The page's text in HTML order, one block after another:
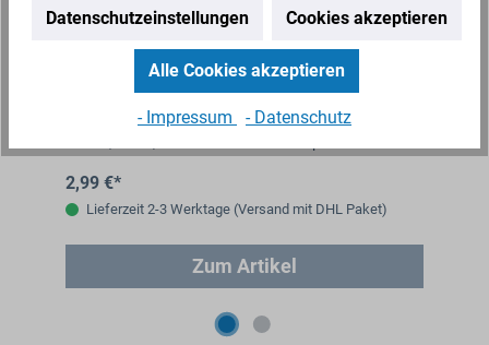
IBC S60x6 DN50 Alveolit PE-Schaumdichtung
Passend für IBC Adapter S60x6 60mm (DN50)
Grobgewinde des Herstellers SCHÜTZ oder
baugleiche Auslaufarmaturen. DN = 44mm; D =
2,99 €*
Lieferzeit 2-3 Werktage (Versand mit DHL Paket)
Zum Artikel
Datenschutzeinstellungen Cookies akzeptieren
Alle Cookies akzeptieren
- Impressum - Datenschutz